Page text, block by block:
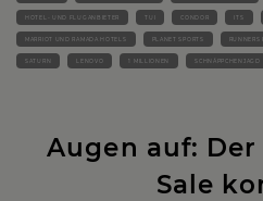
HOTEL- UND FLUGANBIETER TUI CONDOR ITS
MARRIOT UND RAMADA HOTELS PLANET SPORTS RUNNERS
SATURN LENOVO 1 MILLIONEN SCHNÄPPCHENJAGD
Augen auf:
Sale